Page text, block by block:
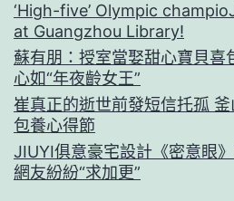
‘High-five’ Olympic
at Guangzhou Library!
蘇有朋：授室當娶甜心寶貝喜
心如“年夜齡女王”
崔真正的逝世前發短信托孤
包養心得節
JIUYI俱意豪宅設計《密意眼
網友紛紛“求加更”